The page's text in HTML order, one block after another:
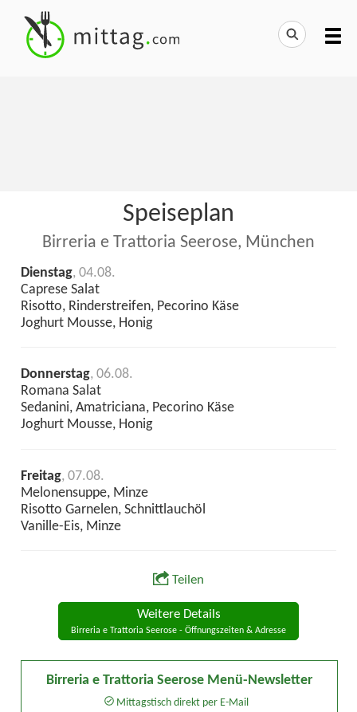
Speiseplan
Birreria e Trattoria Seerose, München
Dienstag, 04.08.
Caprese Salat
Risotto, Rinderstreifen, Pecorino Käse
Joghurt Mousse, Honig
Donnerstag, 06.08.
Romana Salat
Sedanini, Amatriciana, Pecorino Käse
Joghurt Mousse, Honig
Freitag, 07.08.
Melonensuppe, Minze
Risotto Garnelen, Schnittlauchöl
Vanille-Eis, Minze
Teilen
Weitere Details
Birreria e Trattoria Seerose - Öffnungszeiten & Adresse
Birreria e Trattoria Seerose Menü-Newsletter
Mittagstisch direkt per E-Mail